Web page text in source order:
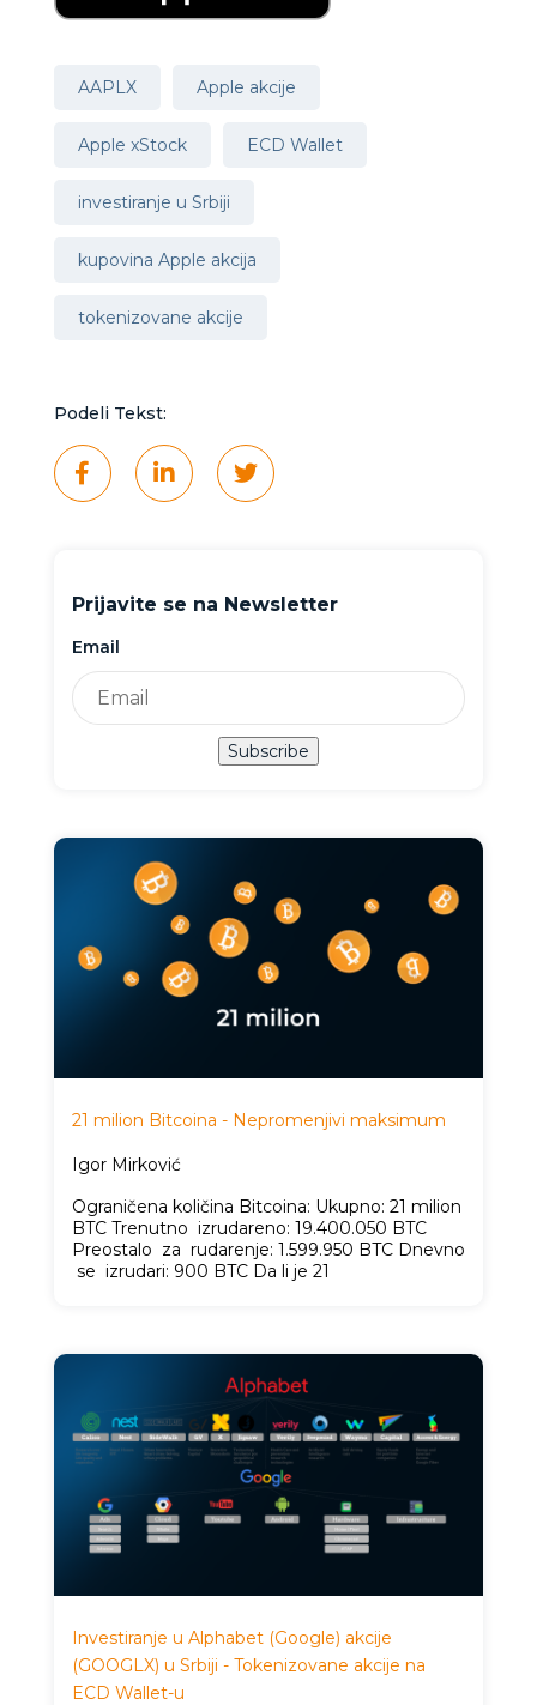
AAPLX Apple akcije
Apple xStock ECD Wallet
investiranje u Srbiji
kupovina Apple akcija
tokenizovane akcije
Podeli Tekst:
Prijavite se na Newsletter
Email
Subscribe
21 milion Bitcoina - Nepromenjivi maksimum
Igor Mirković
Ograničena količina Bitcoina: Ukupno: 21 milion
BTC Trenutno izrudareno: 19.400.050 BTC
Preostalo za rudarenje: 1.599.950 BTC Dnevno
se izrudari: 900 BTC Da li je 21
Investiranje u Alphabet (Google) akcije
(GOOGLX) u Srbiji - Tokenizovane akcije na
ECD Wallet-u